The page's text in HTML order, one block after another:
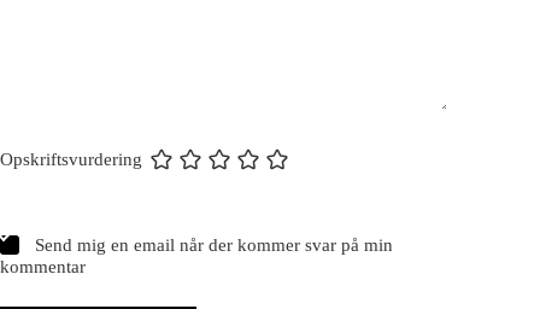
Opskriftsvurdering
Send mig en email når der kommer svar på min
kommentar